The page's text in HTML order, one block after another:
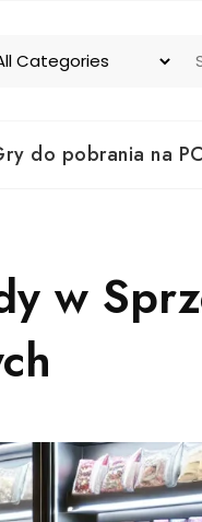
do pobrania na PC
w